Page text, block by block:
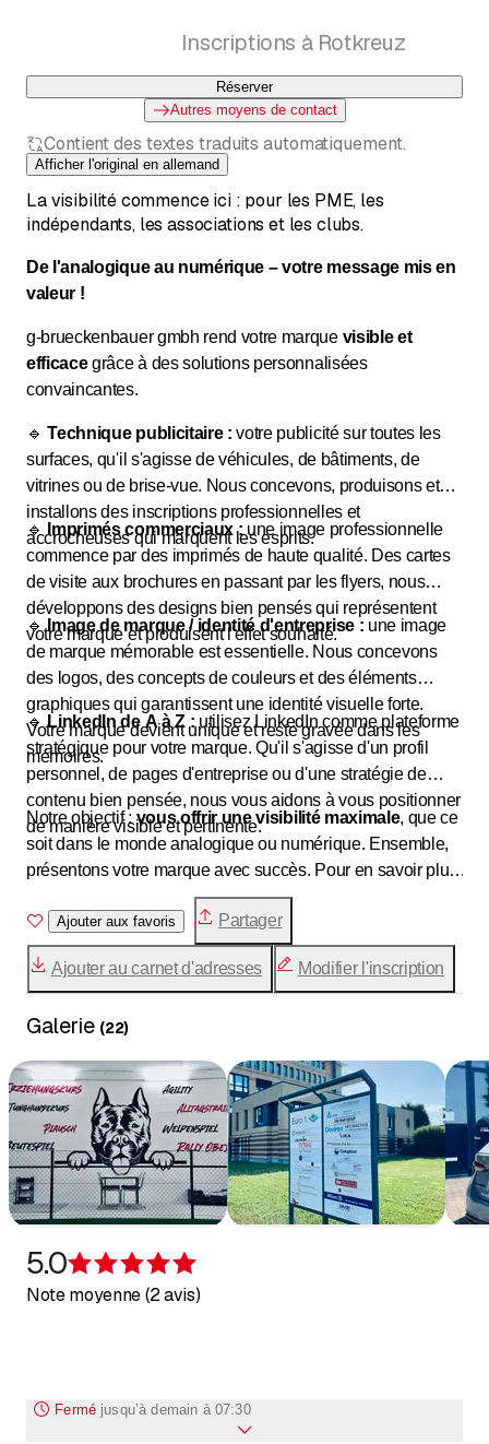
Inscriptions à Rotkreuz
Réserver
Autres moyens de contact
Contient des textes traduits automatiquement.
Afficher l'original en allemand
La visibilité commence ici : pour les PME, les
indépendants, les associations et les clubs.
De l'analogique au numérique – votre message mis en
valeur !
g-brueckenbauer gmbh rend votre marque visible et
efficacegrâce à des solutions personnalisées
convaincantes.
🔹Technique publicitaire : votre publicité sur toutes les
surfaces, qu'il s'agisse de véhicules, de bâtiments, de
vitrines ou de brise-vue. Nous concevons, produisons et
installons des inscriptions professionnelles et
accrocheuses qui marquent les esprits.
🔹 Imprimés commerciaux : une image professionnelle
commence par des imprimés de haute qualité. Des cartes
de visite aux brochures en passant par les flyers, nous
développons des designs bien pensés qui représentent
votre marque et produisent l'effet souhaité.
🔹 Image de marque / identité d'entreprise : une image
de marque mémorable est essentielle. Nous concevons
des logos, des concepts de couleurs et des éléments
graphiques qui garantissent une identité visuelle forte.
Votre marque devient unique et reste gravée dans les
mémoires.
🔹LinkedIn de A à Z : utilisez LinkedIn comme plateforme
stratégique pour votre marque. Qu'il s'agisse d'un profil
personnel, de pages d'entreprise ou d'une stratégie de
contenu bien pensée, nous vous aidons à vous positionner
de manière visible et pertinente.
Notre objectif : vous offrir une visibilité maximale, que ce
soit dans le monde analogique ou numérique. Ensemble,
présentons votre marque avec succès. Pour en savoir plus,
g-brueckenbauer.ch
Ajouter aux favoris Partager
Ajouter au carnet d'adresses Modifier l'inscription
Galerie (22)
5.0
Note moyenne (2 avis)
Fermé jusqu’à demain à 07:30